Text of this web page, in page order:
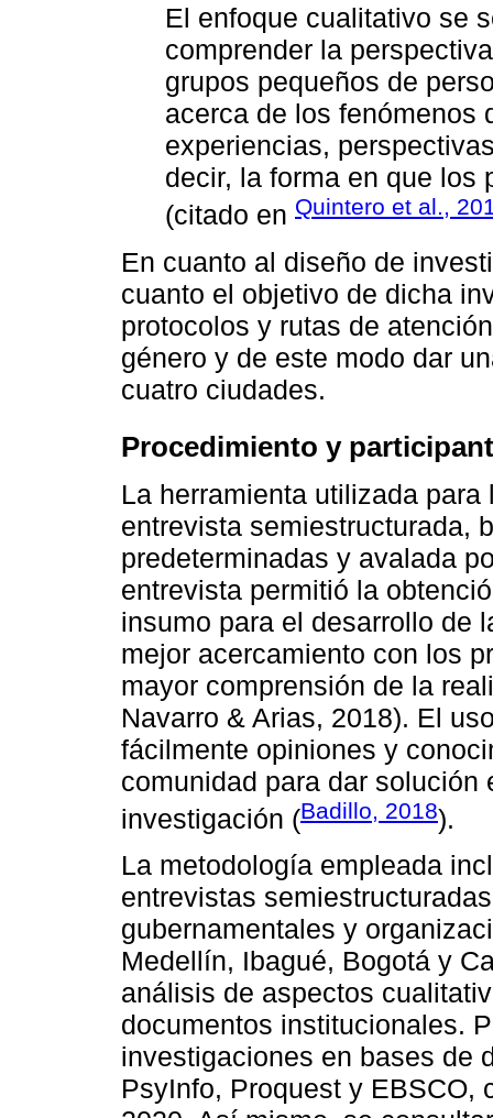
El enfoque cualitativo se
comprender la
grupos pequeños de
acerca de los fenómenos
experiencias,
decir, la forma en que los
(citado en Quintero et al.,
En cuanto al diseño de
cuanto el objetivo de dicha
protocolos y rutas de
género y de este modo dar
cuatro ciudades.
Procedimiento y
La herramienta utilizada
entrevista semiestructurada,
predeterminadas y avalada
entrevista permitió la
insumo para el desarrollo de
mejor acercamiento con los
mayor comprensión de la
Navarro & Arias, 2018). El
fácilmente opiniones y
comunidad para dar
investigación (Badillo, 2018).
La metodología empleada
entrevistas
gubernamentales y
Medellín, Ibagué, Bogotá y
análisis de aspectos
documentos institucionales.
investigaciones en bases de
PsyInfo, Proquest y EBSCO,